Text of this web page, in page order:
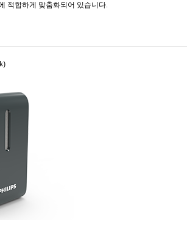
적합하게 맞춤화되어 있습니다.